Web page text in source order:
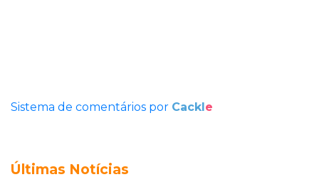
Sistema de comentários por Cackle
Últimas Notícias